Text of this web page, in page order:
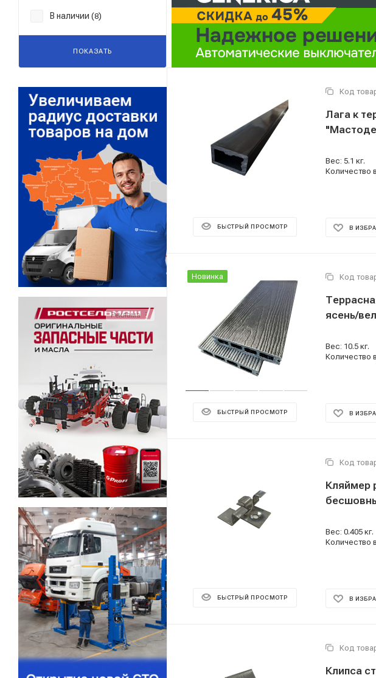
БЫСТРЫЙ ПРОСМОТР
Код
Лага к
Вес: 5.1 кг.
Количество
В
Новинка
БЫСТРЫЙ ПРОСМОТР
Код
ясень/
Вес: 10.5 кг.
Количество
В
БЫСТРЫЙ ПРОСМОТР
Код
Кляймер
Вес: 0.405 кг.
Количество
В
Код
Клипса
В наличии (8)
ПОКАЗАТЬ
Реклама ⋮